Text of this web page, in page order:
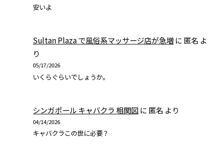
安いよ
Sultan Plaza で風俗系マッサージ店が急増 に 匿名 よ
り
05/17/2026
いくらぐらいでしょうか。
シンガポール キャバクラ 相関図 に 匿名 より
04/14/2026
キャバクラこの世に必要？